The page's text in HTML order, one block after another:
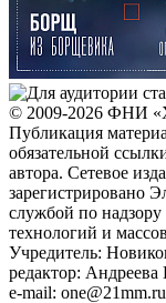
© 2009-2026 ФHИ
Публикация
обязательной
автора. Сетевое
зарегистрировано
службой по
технологий и
Учредитель:
редактор:
e-mail: one@21mm.ru